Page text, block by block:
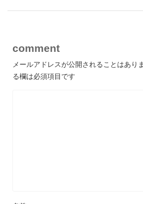
comment
メールアドレスが公開されることはあり
る欄は必須項目です